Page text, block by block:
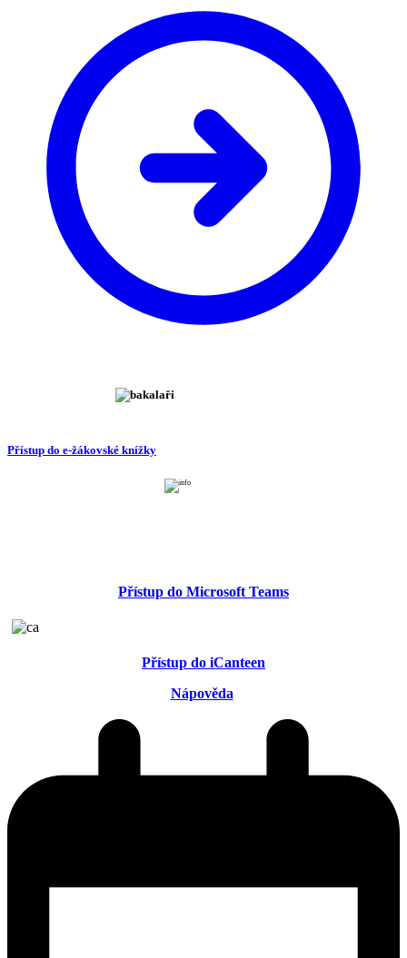
Přístup do e-žákovské knížky
Přístup do Microsoft Teams
Přístup do iCanteen
Nápověda